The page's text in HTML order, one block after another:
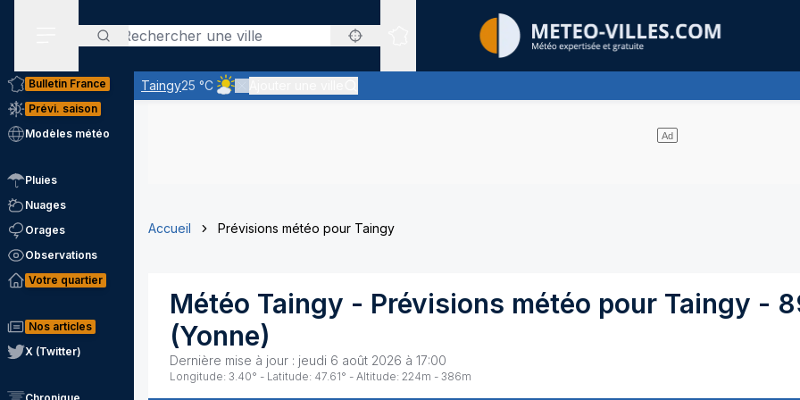
Rechercher
Sites expertis&eacute;s
Taingy25 °C
Ciel peu nuageux - le soleil domine largement
Bulletin France
Prévi. saison
Modèles météo
Pluies
Nuages
Orages
Observations
Votre quartier
Nos articles
X (Twitter)
Accueil Prévisions météo pour Taingy
Météo Taingy - Prévisions météo pour Taingy -
(Yonne)
Dernière mise à jour : jeudi 6 août 2026 à 17:00
Longitude: 3.40° - Latitude: 47.61° - Altitude: 224m - 386m